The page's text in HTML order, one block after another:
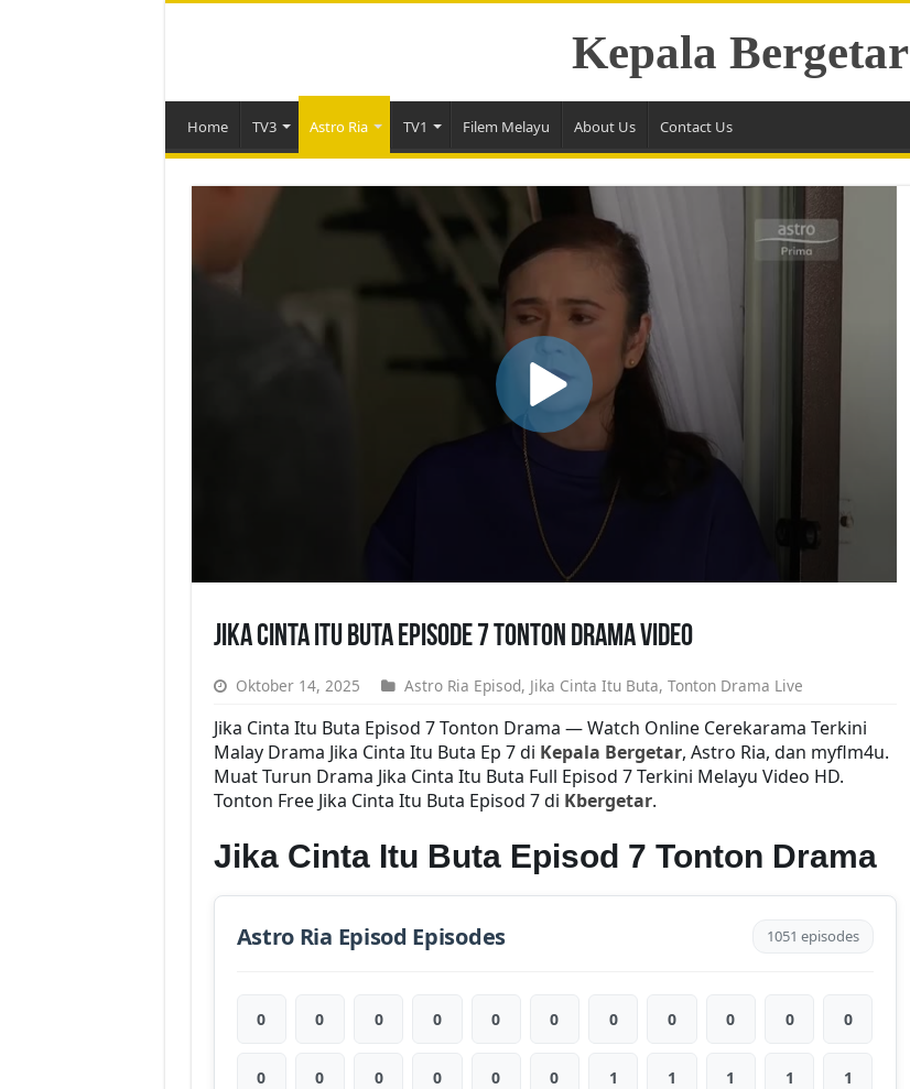
Kepala Bergetar
Home TV3 Astro Ria TV1 Filem Melayu About Us Contact Us
Jika Cinta Itu Buta Episode 7 Tonton Drama Video
Oktober 14, 2025 Astro Ria Episod, Jika Cinta Itu Buta, Tonton Drama Live
Jika Cinta Itu Buta Episod 7 Tonton Drama — Watch Online Cerekarama Terkini
Malay Drama Jika Cinta Itu Buta Ep 7 di Kepala Bergetar, Astro Ria, dan myflm4u.
Muat Turun Drama Jika Cinta Itu Buta Full Episod 7 Terkini Melayu Video HD.
Tonton Free Jika Cinta Itu Buta Episod 7 di Kbergetar.
Jika Cinta Itu Buta Episod 7 Tonton Drama
Astro Ria Episod Episodes 1051 episodes
0 0 0 0 0 0 0 0 0 0 0
0 0 0 0 0 0 1 1 1 1 1